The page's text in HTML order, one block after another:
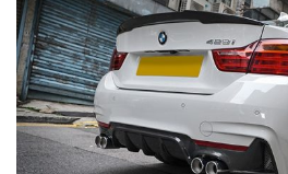
【再向經典致敬!! Suzuki Jimny
XL化身迷你G-Class】
【打造一部更簡潔有力的Honda
Type-R FL5?!】